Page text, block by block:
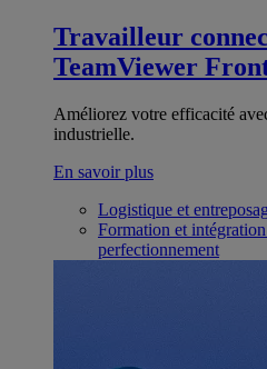
Travailleur
TeamViewer
Améliorez votre efficacité
industrielle.
En savoir plus
Logistique et
Formation et intégration
perfectionnement